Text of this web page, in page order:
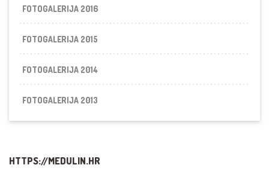
FOTOGALERIJA 2016
FOTOGALERIJA 2015
FOTOGALERIJA 2014
FOTOGALERIJA 2013
HTTPS://MEDULIN.HR